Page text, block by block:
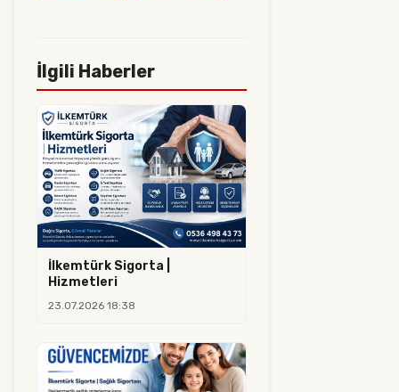
İlgili Haberler
İlkemtürk Sigorta |
Hizmetleri
23.07.2026 18:38